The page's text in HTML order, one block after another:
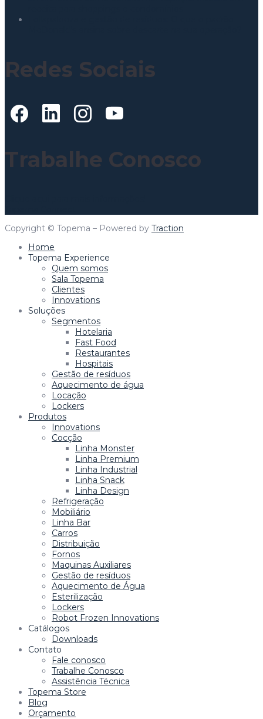
Redes Sociais
Trabalhe Conosco
Copyright © Topema – Powered by Traction
Home
Topema Experience
Quem somos
Sala Topema
Clientes
Innovations
Soluções
Segmentos
Hotelaria
Fast Food
Restaurantes
Hospitais
Gestão de resíduos
Aquecimento de água
Locação
Lockers
Produtos
Innovations
Cocção
Linha Monster
Linha Premium
Linha Industrial
Linha Snack
Linha Design
Refrigeração
Mobiliário
Linha Bar
Carros
Distribuição
Fornos
Maquinas Auxiliares
Gestão de resíduos
Aquecimento de Água
Esterilização
Lockers
Robot Frozen Innovations
Catálogos
Downloads
Contato
Fale conosco
Trabalhe Conosco
Assistência Técnica
Topema Store
Blog
Orçamento